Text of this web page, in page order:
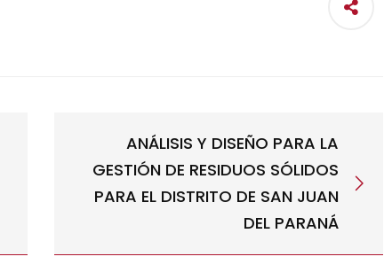
ANÁLISIS Y DISEÑO PARA LA
GESTIÓN DE RESIDUOS SÓLIDOS
PARA EL DISTRITO DE SAN JUAN
DEL PARANÁ